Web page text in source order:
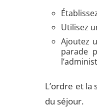
Utilisez
Ajoutez
parade
L’ordre et
du séjour.